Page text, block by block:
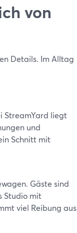
von
Details. Im Alltag
StreamYard liegt
und
Schnitt mit
Gäste sind
Studio mit
viel Reibung aus